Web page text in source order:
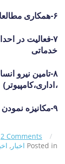
۶-همکاری مطالعاتی در مورد تامین و خرید هواپیماهای جدید
۷-فعالیت در
خدماتی
۸-تامین نیرو
،اداری،کامپیوتر)
۹-مکانیزه نمودن سیستمهای اداری،تبلیغاتی ،فروش
2 Comments
/
Posted in اخبار ,